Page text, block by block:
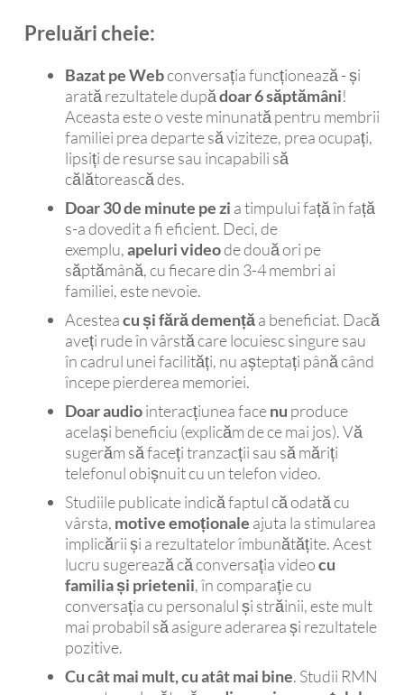
Preluări cheie:
Bazat pe Webconversația funcționează - și
arată rezultatele dupădoar 6 săptămâni!
Aceasta este o veste minunată pentru membrii
familiei prea departe să viziteze, prea ocupați,
lipsiți de resurse sau incapabili să
călătorească des.
Doar 30 de minute pe zi a timpului față în față
s-a dovedit a fi eficient. Deci, de
exemplu,apeluri videode două ori pe
săptămână, cu fiecare din 3-4 membri ai
familiei, este nevoie.
Acesteacu și fără demențăa beneficiat. Dacă
aveți rude în vârstă care locuiesc singure sau
în cadrul unei facilități, nu așteptați până când
începe pierderea memoriei.
Doar audiointeracțiunea facenu produce
același beneficiu (explicăm de ce mai jos). Vă
sugerăm să faceți tranzacții sau să măriți
telefonul obișnuit cu un telefon video.
Studiile publicate indică faptul că odată cu
vârsta, motive emoționale ajuta la stimularea
implicării și a rezultatelor îmbunătățite. Acest
lucru sugerează că conversația videocu
familia și prietenii, în comparație cu
conversația cu personalul și străinii, este mult
mai probabil să asigure aderarea și rezultatele
pozitive.
Cu cât mai mult, cu atât mai bine. Studii RMN